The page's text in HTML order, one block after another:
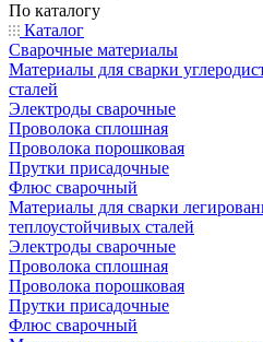
По каталогу
Каталог
Сварочные материалы
Материалы для сварки
сталей
Электроды сварочные
Проволока сплошная
Проволока порошковая
Прутки присадочные
Флюс сварочный
Материалы для сварки
теплоустойчивых сталей
Электроды сварочные
Проволока сплошная
Проволока порошковая
Прутки присадочные
Флюс сварочный